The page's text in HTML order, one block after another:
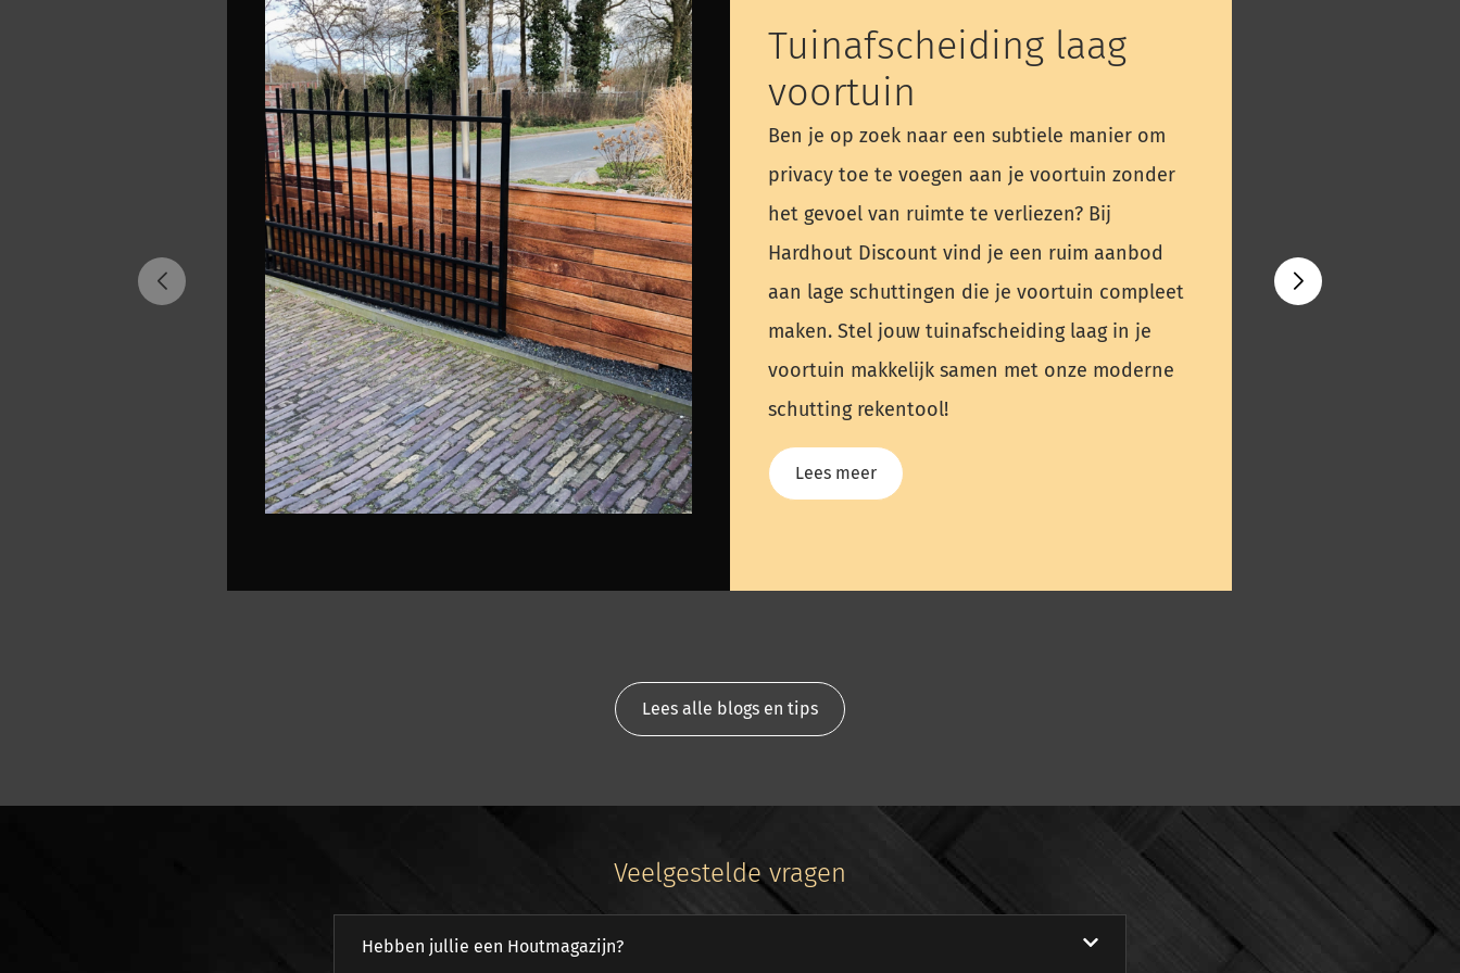
Tuinafscheiding laag
voortuin
Ben je op zoek naar een subtiele manier om
privacy toe te voegen aan je voortuin zonder
het gevoel van ruimte te verliezen? Bij
Hardhout Discount vind je een ruim aanbod
aan lage schuttingen die je voortuin compleet
maken. Stel jouw tuinafscheiding laag in je
voortuin makkelijk samen met onze moderne
schutting rekentool!
Lees meer
Lees alle blogs en tips
Veelgestelde vragen
Hebben jullie een Houtmagazijn?